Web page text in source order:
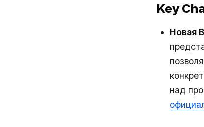
Key
Новая
над